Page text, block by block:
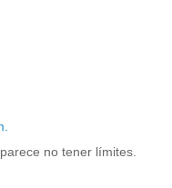
no tener límites.